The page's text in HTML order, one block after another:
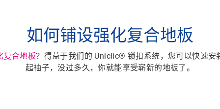
如何铺设强化复合地板
复合地板？得益于我们的 Uniclic® 锁扣系统，您可以快速安
起袖子，没过多久，你就能享受崭新的地板了。